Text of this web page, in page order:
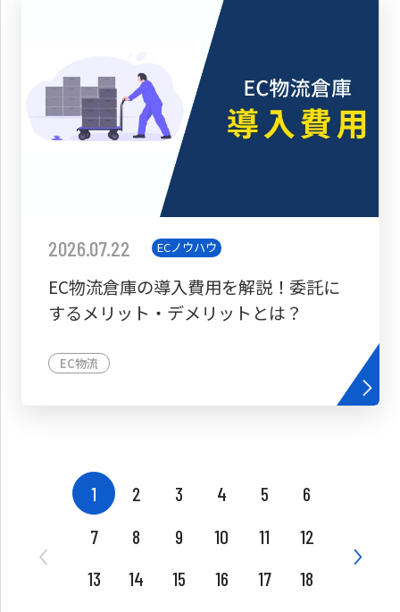
2026.07.22 ECノウハウ
EC物流倉庫の導入費用を解説！委託に
するメリット・デメリットとは？
EC物流
1 2 3 4 5
6
7
8 9 10 11
12
13
14 15 16 17
18